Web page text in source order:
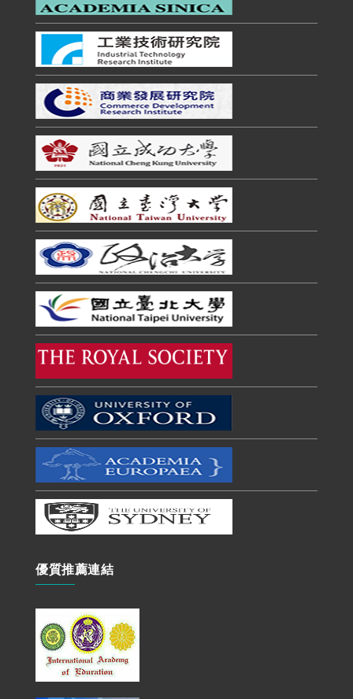
優質推薦連結